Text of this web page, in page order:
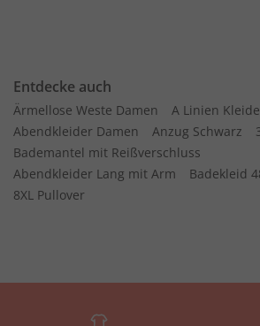
Entdecke auch
Ärmellose Weste Damen
A Linien
Abendkleider Damen
Anzug Schwarz
Bademantel mit Reißverschluss
Abendkleider Lang mit Arm
Badekleid
8XL Pullover